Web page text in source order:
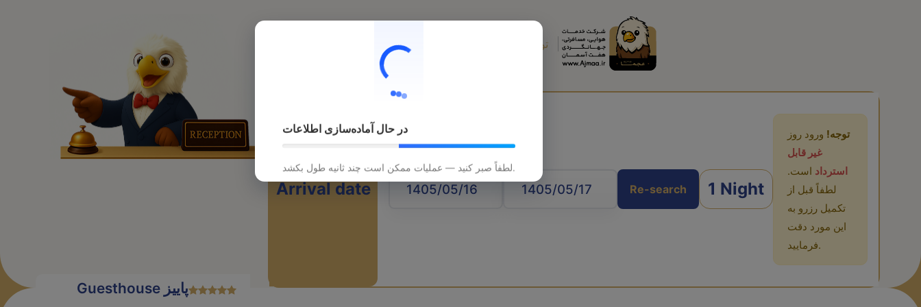
تورهای داخلی تورهای خارجی
Arrival date Re-search 1 Night
توجه! ورود روز
غیر قابل
استرداد است.
لطفاً قبل از
تکمیل رزرو به
این مورد دقت
فرمایید.
در حال آماده‌سازی اطلاعات
لطفاً صبر کنید — عملیات ممکن است چند ثانیه طول بکشد.
Guesthouse پاییز